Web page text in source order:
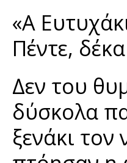
«Α
Πέντε,
Δεν του
δύσκολα
ξενάκι